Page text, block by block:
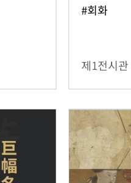
#회화
제1전시관